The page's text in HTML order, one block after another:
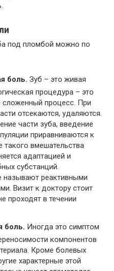
под пломбой можно по
боль. Зуб – это живая
процедура – это
сложенный процесс. При
отсекаются, удаляются.
части зуба, введение
приравниваются к
такого вмешательства
адаптацией и
субстанций.
называют реактивными
Визит к доктору стоит
проходят в течении
боль. Иногда это симптом
компонентов
Кроме болевых
характерные этой